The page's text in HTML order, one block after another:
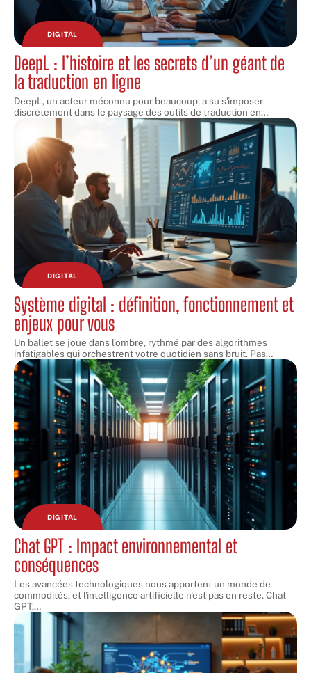
DIGITAL
DeepL : l’histoire et les secrets d’un géant de
la traduction en ligne
DeepL, un acteur méconnu pour beaucoup, a su s'imposer
discrètement dans le paysage des outils de traduction en…
DIGITAL
Système digital : définition, fonctionnement et
enjeux pour vous
Un ballet se joue dans l’ombre, rythmé par des algorithmes
infatigables qui orchestrent votre quotidien sans bruit. Pas…
DIGITAL
Chat GPT : Impact environnemental et
conséquences
Les avancées technologiques nous apportent un monde de
commodités, et l'intelligence artificielle n'est pas en reste. Chat
GPT,…